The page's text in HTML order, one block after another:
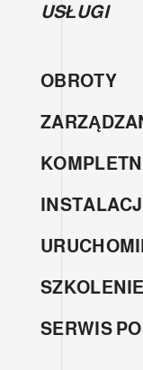
USŁUGI
OBROTY
SZKOLENIE
SERWIS